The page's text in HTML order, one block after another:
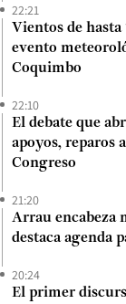
22:21
Vientos de
evento
Coquimbo
22:10
El debate que
apoyos, reparos
Congreso
21:20
Arrau encabeza
destaca agenda
20:24
El primer